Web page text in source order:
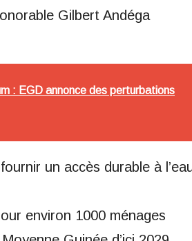
Gilbert Andéga
: EGD annonce des perturbations
un accès durable à
environ 1000 ménages